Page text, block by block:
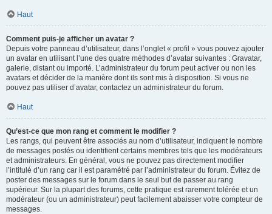
Haut
Comment puis-je afficher un avatar ?
Depuis votre panneau d’utilisateur, dans l’onglet « profil » vous pouvez ajouter
un avatar en utilisant l’une des quatre méthodes d’avatar suivantes : Gravatar,
galerie, distant ou importé. L’administrateur du forum peut activer ou non les
avatars et décider de la manière dont ils sont mis à disposition. Si vous ne
pouvez pas utiliser d’avatar, contactez un administrateur du forum.
Haut
Qu’est-ce que mon rang et comment le modifier ?
Les rangs, qui peuvent être associés au nom d’utilisateur, indiquent le nombre
de messages postés ou identifient certains membres tels que les modérateurs
et administrateurs. En général, vous ne pouvez pas directement modifier
l’intitulé d’un rang car il est paramétré par l’administrateur du forum. Évitez de
poster des messages sur le forum dans le seul but de passer au rang
supérieur. Sur la plupart des forums, cette pratique est rarement tolérée et un
modérateur (ou un administrateur) peut facilement abaisser votre compteur de
messages.